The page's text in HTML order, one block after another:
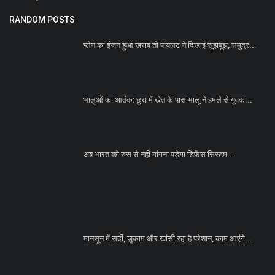
RANDOM POSTS
प्लेन का इंजन हुआ खराब तो पायलट ने दिखाई सूझबूझ, समुद्र...
भालुओं का आतंक: छुरा में खेत के पास भालू ने हमले से युवक...
अब भारत को रुस से नहीं मांगना पड़ेगा डिफेंस सिस्टम...
मानसून में सर्दी, ज़ुकाम और खांसी रहा है परेशान, काम आएंगे...